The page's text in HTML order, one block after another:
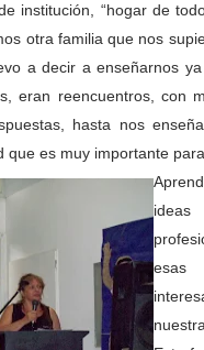
institución, “hogar de
otra familia que nos
a decir a enseñarnos ya
eran reencuentros, con
hasta nos
que es muy importante